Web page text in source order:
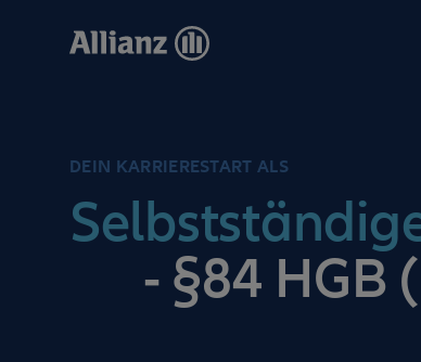
DEIN KARRIERESTART ALS
- §84